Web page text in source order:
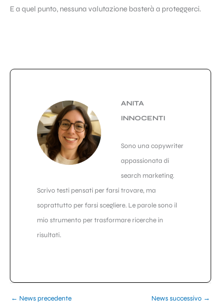
E a quel punto, nessuna valutazione basterà a proteggerci.
ANITA
INNOCENTI
Sono una copywriter
appassionata di
search marketing.
Scrivo testi pensati per farsi trovare, ma
soprattutto per farsi scegliere. Le parole sono il
mio strumento per trasformare ricerche in
risultati.
← News precedente News successivo →